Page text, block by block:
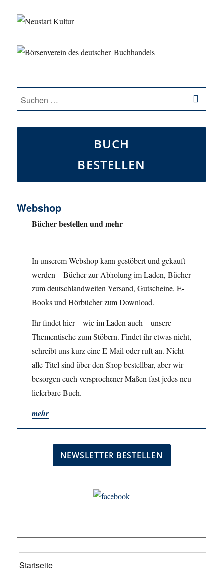
Suche
nach:
BUCH
BESTELLEN
Webshop
Bücher bestellen und mehr
In unserem Webshop kann gestöbert und gekauft
werden – Bücher zur Abholung im Laden, Bücher
zum deutschlandweiten Versand, Gutscheine, E-
Books und Hörbücher zum Download.
Ihr findet hier – wie im Laden auch – unsere
Thementische zum Stöbern. Findet ihr etwas nicht,
schreibt uns kurz eine E-Mail oder ruft an. Nicht
alle Titel sind über den Shop bestellbar, aber wir
besorgen euch versprochener Maßen fast jedes neu
lieferbare Buch.
mehr
Startseite